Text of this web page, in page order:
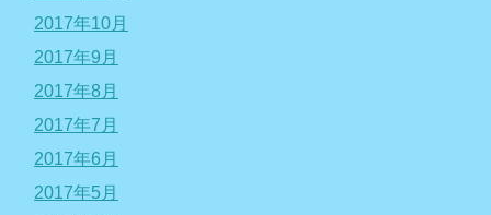
2017年10月
2017年9月
2017年8月
2017年7月
2017年6月
2017年5月